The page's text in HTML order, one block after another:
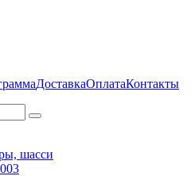
ДоставкаОплатаКонтакты
шасси